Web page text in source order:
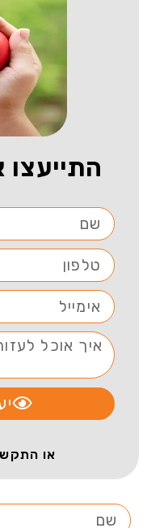
או התקשרו: 077-